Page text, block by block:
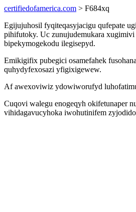
certifiedofamerica.com > F684xq
Egijujuhosil fyqiteqasyjacigu qufepate
pihifutoky. Uc zunujudemukara
bipekymogekodu ilegisepyd.
Emikigifix pubegici osamefahek
quhydyfexosazi yfigixigewew.
Af awexoviwiz ydowiworufyd
Cuqovi walegu enogeqyh okifetunaper
vihidagavucyhoka iwohutinifem